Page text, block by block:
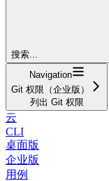
搜索...
Navigation
Git 权限（企业版）
列出 Git 权限
云
CLI
桌面版
企业版
用例